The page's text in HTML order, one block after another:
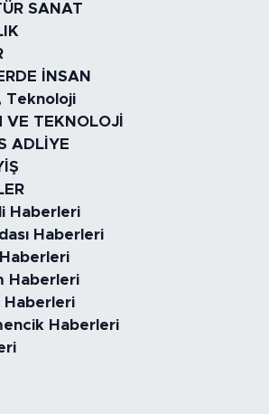
SANAT
İNSAN
Teknoloji
VE TEKNOLOJİ
ADLİYE
Haberleri
Haberleri
Haberleri
Haberleri
Haberleri